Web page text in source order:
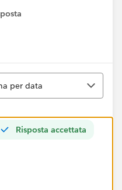
per data
Risposta accettata